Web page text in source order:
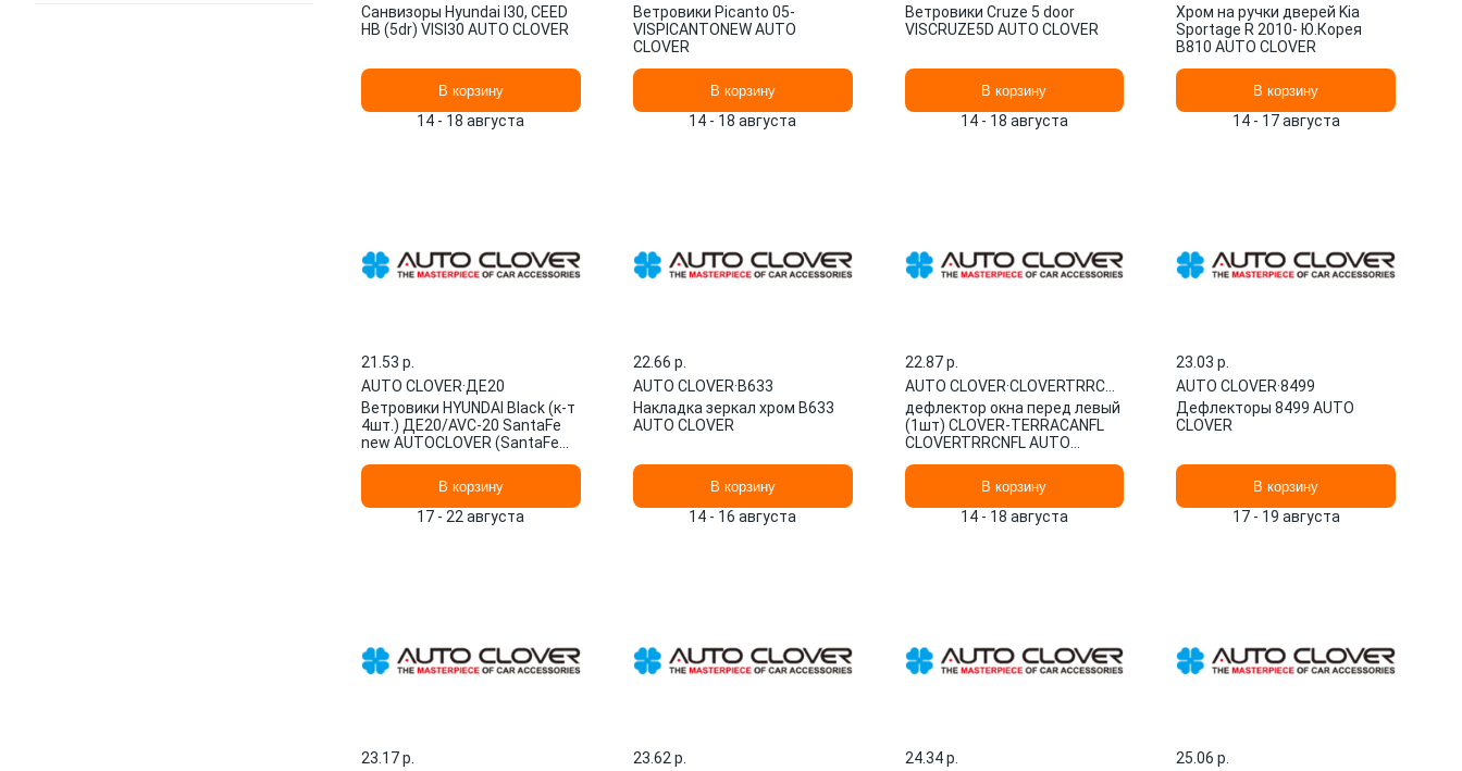
Санвизоры Hyundai I30, CEED
HB (5dr) VISI30 AUTO CLOVER
В корзину
14 - 18 августа
Ветровики Picanto 05-
VISPICANTONEW AUTO
CLOVER
В корзину
14 - 18 августа
Ветровики Cruze 5 door
VISCRUZE5D AUTO CLOVER
В корзину
14 - 18 августа
Хром на ручки дверей Kia
Sportage R 2010- Ю.Корея
B810 AUTO CLOVER
В корзину
14 - 17 августа
21.53 p.
AUTO CLOVER·ДЕ20
Ветровики HYUNDAI Black (к-т
4шт.) ДЕ20/AVC-20 SantaFe
new AUTOCLOVER (SantaFe
В корзину
17 - 22 августа
22.66 p.
AUTO CLOVER·B633
Накладка зеркал хром B633
AUTO CLOVER
В корзину
14 - 16 августа
22.87 p.
AUTO CLOVER·
CLOVERTRRCNFL
дефлектор окна перед левый
(1шт) CLOVER-TERRACANFL
CLOVERTRRCNFL AUTO
В корзину
14 - 18 августа
23.03 p.
AUTO CLOVER·8499
Дефлекторы 8499 AUTO
CLOVER
В корзину
17 - 19 августа
23.17 p.
23.62 p.
24.34 p.
25.06 p.